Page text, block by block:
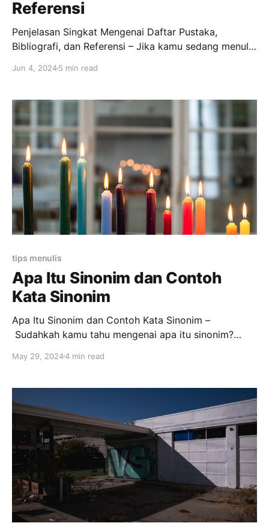
Referensi
Penjelasan Singkat Mengenai Daftar Pustaka,
Bibliografi, dan Referensi – Jika kamu sedang menulis
daftar pustaka, bibliografi, dan referensi. Secara
utama, yakni fiksi dan nonfiksi. Seperti yang
diketahui, fiksi terdiri dari puisi dan prosa. Sedangkan
nonfiksi memiliki bentuk
Jun 4, 20245 min read
tips menulis
Apa Itu Sinonim dan Contoh
Kata Sinonim
Apa Itu Sinonim dan Contoh Kata Sinonim –
Sudahkah kamu tahu mengenai apa itu sinonim?
Dan bagaimana contoh-contohnya. Berikut seputar
Berdasarkan definisi, perbedaan sinonim dan antonim
berada pada fungsinya. Kalau antonim adalah lawan
kata, maka sinonim merupakan persamaan kata.
May 29, 20244 min read